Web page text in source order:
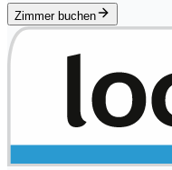
Zimmer buchen